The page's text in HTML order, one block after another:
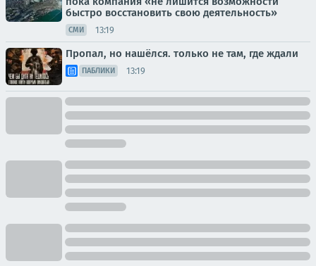
быстро восстановить свою деятельность»
СМИ 13:19
Пропал, но нашёлся. только не там, где ждали
ПАБЛИКИ 13:19